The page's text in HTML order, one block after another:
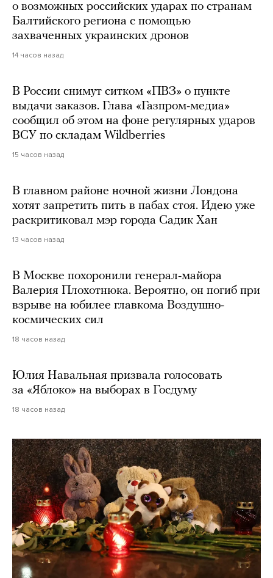
о возможных российских ударах по странам
Балтийского региона с помощью
захваченных украинских дронов
14 часов назад
В России снимут ситком «ПВЗ» о пункте
выдачи заказов. Глава «Газпром-медиа»
сообщил об этом на фоне регулярных ударов
ВСУ по складам Wildberries
15 часов назад
В главном районе ночной жизни Лондона
хотят запретить пить в пабах стоя. Идею уже
раскритиковал мэр города Садик Хан
13 часов назад
В Москве похоронили генерал-майора
Валерия Плохотнюка. Вероятно, он погиб при
взрыве на юбилее главкома Воздушно-
космических сил
18 часов назад
Юлия Навальная призвала голосовать
за «Яблоко» на выборах в Госдуму
18 часов назад